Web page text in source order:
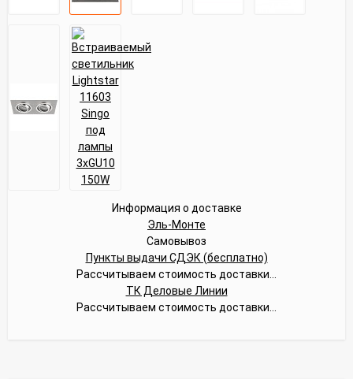
Информация о доставке
Эль-Монте
Самовывоз
Пункты выдачи СДЭК (бесплатно)
Рассчитываем стоимость доставки...
ТК Деловые Линии
Рассчитываем стоимость доставки...